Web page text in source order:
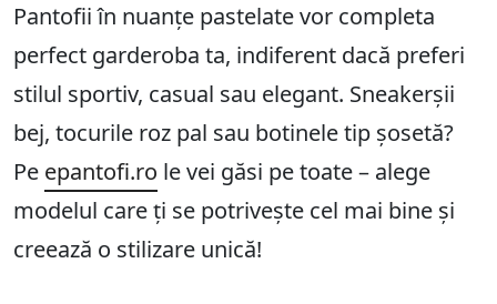
Pantofii în nuanțe pastelate vor completa
perfect garderoba ta, indiferent dacă preferi
stilul sportiv, casual sau elegant. Sneakerșii
bej, tocurile roz pal sau botinele tip șosetă?
Pe epantofi.ro le vei găsi pe toate – alege
modelul care ți se potrivește cel mai bine și
creează o stilizare unică!